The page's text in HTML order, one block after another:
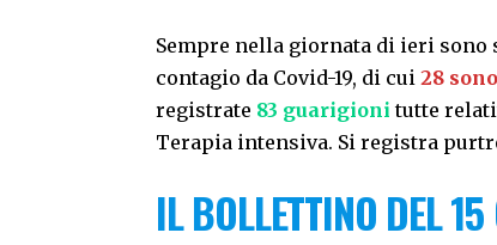
Sempre nella giornata di ieri sono
contagio da Covid-19, di cui 28
registrate 83 guarigioni tutte
Terapia intensiva. Si registra
IL BOLLETTINO DEL